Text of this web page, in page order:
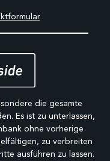
die gesamte
Es ist zu unterlassen,
ohne vorherige
zu verbreiten
ausführen zu lassen.